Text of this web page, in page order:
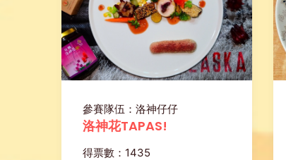
參賽隊伍：洛神仔仔
洛神花TAPAS!
得票數：1435